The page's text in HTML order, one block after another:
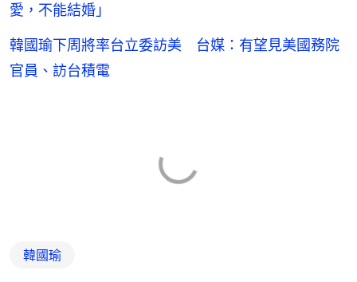
愛，不能結婚」
韓國瑜下周將率台立委訪美 台媒：有望見美國務院
官員、訪台積電
韓國瑜